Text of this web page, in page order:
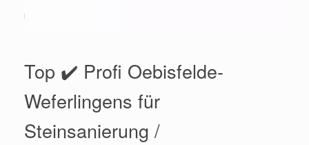
Top ✔️ Profi Oebisfelde-
Weferlingens für
Steinsanierung /